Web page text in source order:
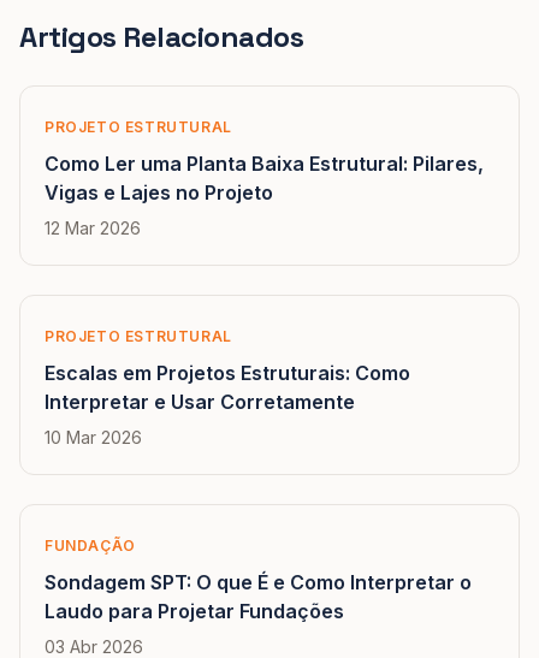
Artigos Relacionados
PROJETO ESTRUTURAL
Como Ler uma Planta Baixa Estrutural: Pilares,
Vigas e Lajes no Projeto
12 Mar 2026
PROJETO ESTRUTURAL
Escalas em Projetos Estruturais: Como
Interpretar e Usar Corretamente
10 Mar 2026
FUNDAÇÃO
Sondagem SPT: O que É e Como Interpretar o
Laudo para Projetar Fundações
03 Abr 2026